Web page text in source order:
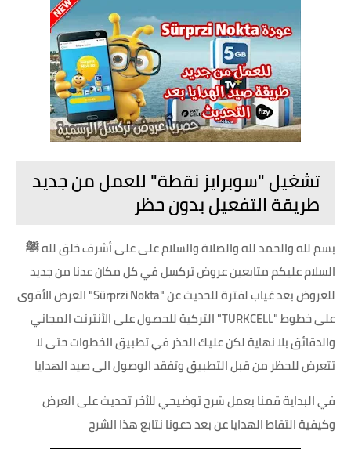
تشغيل "سوبرايز نقطة" للعمل من جديد
طريقة التفعيل بدون حظر
بسم لله والحمد لله والصلاة والسلام على على أشرف خلق لله ﷺ
السلام عليكم متابعين عروض تركسل في كل مكان عدنا من جديد
للعروض بعد غياب لفترة للحديث عن "Sürprzi Nokta" العرض الأقوى
على خطوط "TURKCELL" التركية للحصول على الأنترنت المجاني
والدقائق بلا نهاية لكن عليك الحذر في تطبيق الخطوات حتى لا
تتعرض للحظر من قبل التطبيق وتفقد الوصول الى صيد الهدايا
في البداية قمنا بعمل شرح توضيحي للأخر تحديث على العرض
وكيفية التقاط الهدايا عن بعد دعونا نتابع هذا الشرح